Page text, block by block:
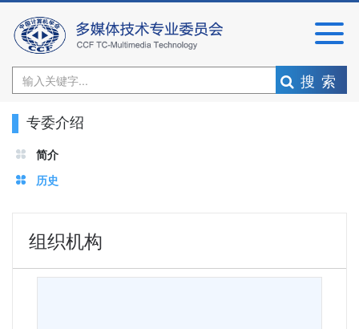
搜索
专委介绍
简介
历史
组织机构